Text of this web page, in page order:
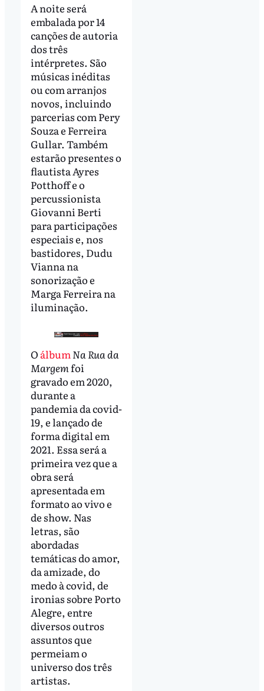
A noite será
embalada por 14
canções de autoria
dos três
intérpretes. São
músicas inéditas
ou com arranjos
novos, incluindo
parcerias com Pery
Souza e Ferreira
Gullar. Também
estarão presentes o
flautista Ayres
Potthoff e o
percussionista
Giovanni Berti
para participações
especiais e, nos
bastidores, Dudu
Vianna na
sonorização e
Marga Ferreira na
iluminação.
O álbum Na Rua da
Margem foi
gravado em 2020,
durante a
pandemia da covid-
19, e lançado de
forma digital em
2021. Essa será a
primeira vez que a
obra será
apresentada em
formato ao vivo e
de show. Nas
letras, são
abordadas
temáticas do amor,
da amizade, do
medo à covid, de
ironias sobre Porto
Alegre, entre
diversos outros
assuntos que
permeiam o
universo dos três
artistas.